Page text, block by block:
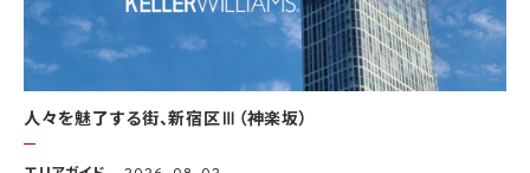
取得、利用、保存、提供、削除・廃棄等の段階ごとに、取扱方法、責任者・担当者及びその
任務等について個人データの取扱規程を策定
組織的安全管理措置
1）個人データの取扱いに関する責任者を設置するとともに、個人データを取り扱う従業
者及び当該従業者が取り扱う個人データの範囲を明確化し、法や取扱規程に違反してい
人々を魅了する街、新宿区Ⅲ（神楽坂）